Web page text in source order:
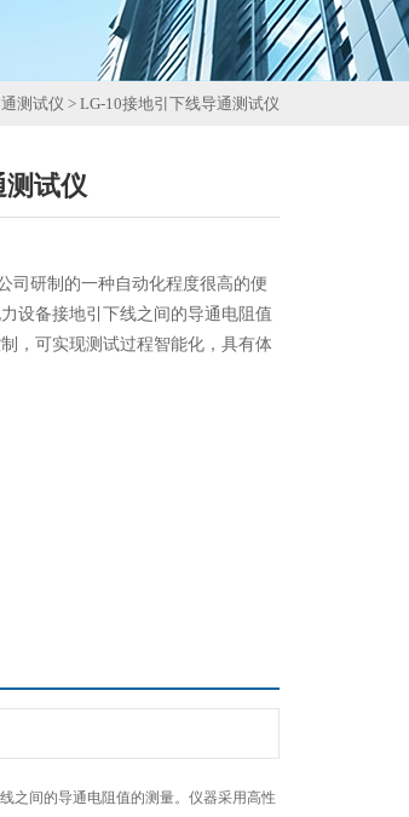
测试仪 > LG-10接地引下线导通测试仪
试仪
司研制的一种自动化程度很高的便
设备接地引下线之间的导通电阻值
，可实现测试过程智能化，具有体
之间的导通电阻值的测量。仪器采用高性